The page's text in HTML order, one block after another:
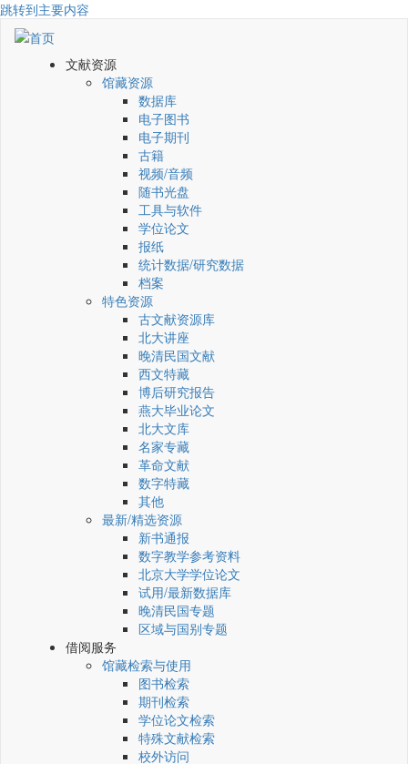
跳转到主要内容
文献资源
馆藏资源
数据库
电子图书
电子期刊
古籍
视频/音频
随书光盘
工具与软件
学位论文
报纸
统计数据/研究数据
档案
特色资源
古文献资源库
北大讲座
晚清民国文献
西文特藏
博后研究报告
燕大毕业论文
北大文库
名家专藏
革命文献
数字特藏
其他
最新/精选资源
新书通报
数字教学参考资料
北京大学学位论文
试用/最新数据库
晚清民国专题
区域与国别专题
借阅服务
馆藏检索与使用
图书检索
期刊检索
学位论文检索
特殊文献检索
校外访问